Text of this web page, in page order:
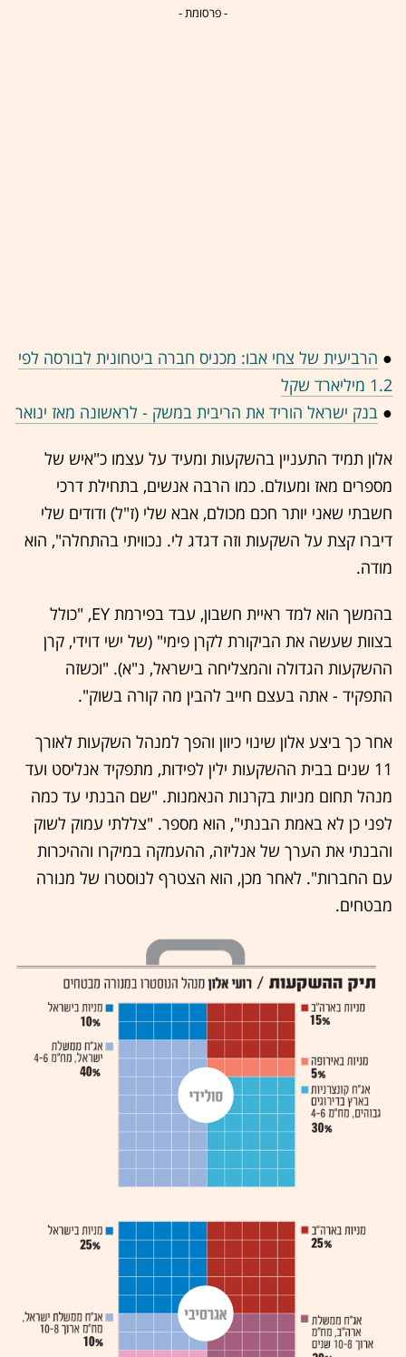
- פרסומת -
● הרביעית של צחי אבו: מכניס חברה ביטחונית לבורסה לפי
1.2 מיליארד שקל
● בנק ישראל הוריד את הריבית במשק - לראשונה מאז ינואר
אלון תמיד התעניין בהשקעות ומעיד על עצמו כ"איש של
מספרים מאז ומעולם. כמו הרבה אנשים, בתחילת דרכי
חשבתי שאני יותר חכם מכולם, אבא שלי (ז"ל) ודודים שלי
דיברו קצת על השקעות וזה דגדג לי. נכוויתי בהתחלה", הוא
מודה.
בהמשך הוא למד ראיית חשבון, עבד בפירמת EY, "כולל
בצוות שעשה את הביקורת לקרן פימי" (של ישי דוידי, קרן
ההשקעות הגדולה והמצליחה בישראל, נ"א). "וכשזה
התפקיד - אתה בעצם חייב להבין מה קורה בשוק".
אחר כך ביצע אלון שינוי כיוון והפך למנהל השקעות לאורך
11 שנים בבית ההשקעות ילין לפידות, מתפקיד אנליסט ועד
מנהל תחום מניות בקרנות הנאמנות. "שם הבנתי עד כמה
לפני כן לא באמת הבנתי", הוא מספר. "צללתי עמוק לשוק
והבנתי את הערך של אנליזה, ההעמקה במיקרו וההיכרות
עם החברות". לאחר מכן, הוא הצטרף לנוסטרו של מנורה
מבטחים.